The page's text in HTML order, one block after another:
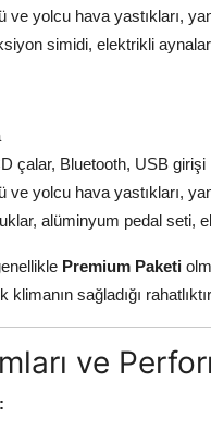
ve yolcu hava yastıkları,
simidi, elektrikli aynalar
çalar, Bluetooth, USB girişi
ve yolcu hava yastıkları,
alüminyum pedal seti,
Premium Paketi
sağladığı
ve